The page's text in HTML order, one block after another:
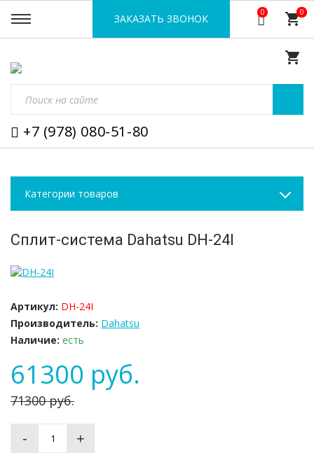
+7 (978) 080-51-80
ЗАКАЗАТЬ ЗВОНОК 0 shopping_cart0
shopping_cart
0
Категории товаров
Сплит-система Dahatsu DH-24I
Артикул: DH-24I
Производитель: Dahatsu
Наличие: есть
61300 руб.
71300руб.
- +